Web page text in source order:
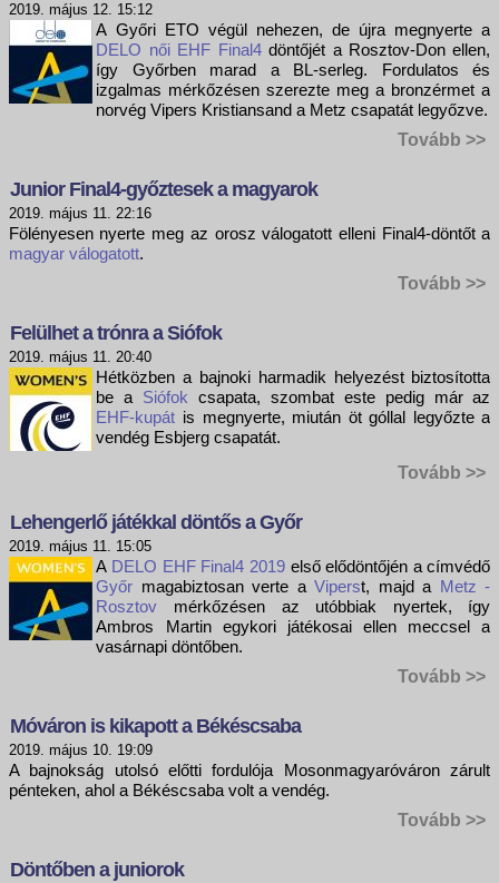
2019. május 12. 15:12
A Győri ETO végül nehezen, de újra megnyerte a
DELO női EHF Final4döntőjét a Rosztov-Don ellen,
így Győrben marad a BL-serleg. Fordulatos és
izgalmas mérkőzésen szerezte meg a bronzérmet a
norvég Vipers Kristiansand a Metz csapatát legyőzve.
Tovább >>
Junior Final4-győztesek a magyarok
2019. május 11. 22:16
Fölényesen nyerte meg az orosz válogatott elleni Final4-döntőt a
magyar válogatott.
Tovább >>
Felülhet a trónra a Siófok
2019. május 11. 20:40
Hétközben a bajnoki harmadik helyezést biztosította
be a Siófok csapata, szombat este pedig már az
EHF-kupát is megnyerte, miután öt góllal legyőzte a
vendég Esbjerg csapatát.
Tovább >>
Lehengerlő játékkal döntős a Győr
2019. május 11. 15:05
A DELO EHF Final4 2019első elődöntőjén a címvédő
Győr magabiztosan verte aViperst, majd a Metz -
Rosztov mérkőzésen az utóbbiak nyertek, így
Ambros Martin egykori játékosai ellen meccsel a
vasárnapi döntőben.
Tovább >>
Móváron is kikapott a Békéscsaba
2019. május 10. 19:09
A bajnokság utolsó előtti fordulója Mosonmagyaróváron zárult
pénteken, ahol a Békéscsaba volt a vendég.
Tovább >>
Döntőben a juniorok